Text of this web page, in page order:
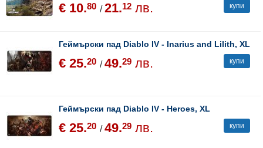
€ 10.80 /21.12 лв. купи
Геймърски пад Diablo IV - Inarius and Lilith, XL
€ 25.20 /49.29 лв. купи
Геймърски пад Diablo IV - Heroes, XL
€ 25.20 /49.29 лв. купи